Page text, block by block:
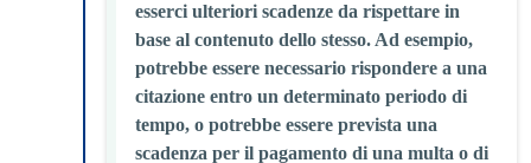
esserci ulteriori scadenze da rispettare in
base al contenuto dello stesso. Ad esempio,
potrebbe essere necessario rispondere a una
citazione entro un determinato periodo di
tempo, o potrebbe essere prevista una
scadenza per il pagamento di una multa o di